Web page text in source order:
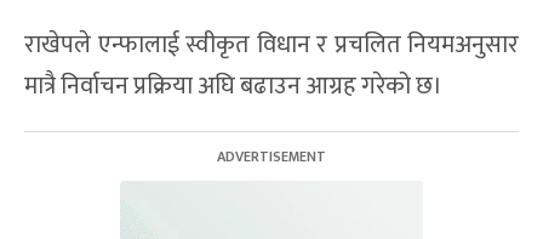
राखेपले एन्फालाई स्वीकृत विधान र प्रचलित नियमअनुसार
मात्रै निर्वाचन प्रक्रिया अघि बढाउन आग्रह गरेको छ।